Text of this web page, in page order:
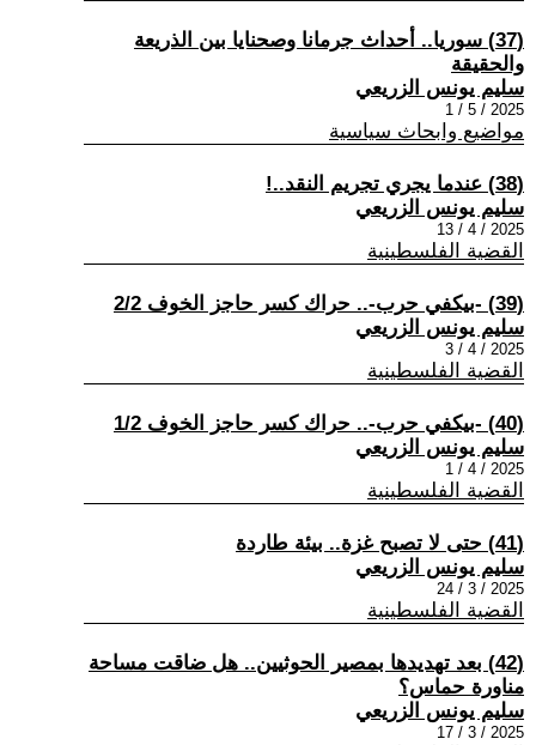
(37) سوريا.. أحداث جرمانا وصحنايا بين الذريعة
والحقيقة
سليم يونس الزريعي
2025 / 5 / 1
مواضيع وابحاث سياسية
(38) عندما يجري تجريم النقد..!
سليم يونس الزريعي
2025 / 4 / 13
القضية الفلسطينية
(39) -بيكفي حرب-.. حراك كسر حاجز الخوف 2/2
سليم يونس الزريعي
2025 / 4 / 3
القضية الفلسطينية
(40) -بيكفي حرب-.. حراك كسر حاجز الخوف 1/2
سليم يونس الزريعي
2025 / 4 / 1
القضية الفلسطينية
(41) حتى لا تصبح غزة.. بيئة طاردة
سليم يونس الزريعي
2025 / 3 / 24
القضية الفلسطينية
(42) بعد تهديدها بمصير الحوثيين.. هل ضاقت مساحة
مناورة حماس؟
سليم يونس الزريعي
2025 / 3 / 17